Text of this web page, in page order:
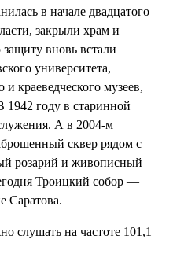
в начале двадцатого
закрыли храм и
вновь встали
университета,
краеведческого музеев,
году в старинной
А в 2004-м
сквер рядом с
розарий и живописный
Троицкий собор —
Саратова.
слушать на частоте 101,1